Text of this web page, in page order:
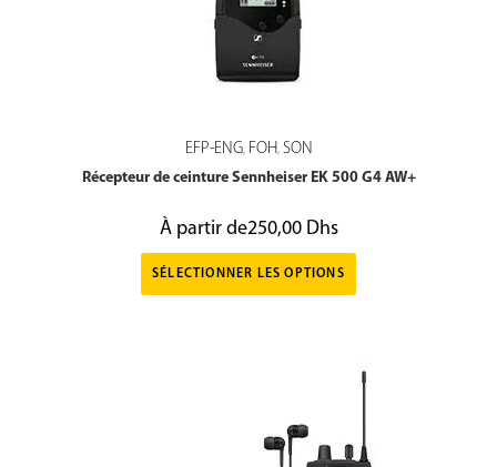
EFP-ENG, FOH, SON
Récepteur de ceinture Sennheiser EK 500 G4 AW+
À partir de250,00 Dhs
SÉLECTIONNER LES OPTIONS